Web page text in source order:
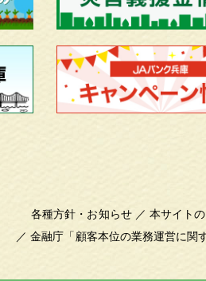
各種方針・お知らせ ／本サイト
／金融庁「顧客本位の業務運営に関